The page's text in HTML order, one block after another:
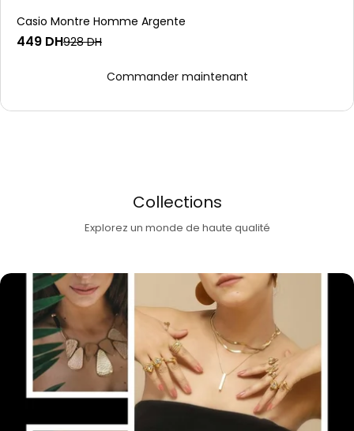
Casio Montre Homme Argente
449 DH928 DH
Collections
Explorez un monde de haute qualité